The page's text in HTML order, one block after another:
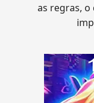
as regras, o